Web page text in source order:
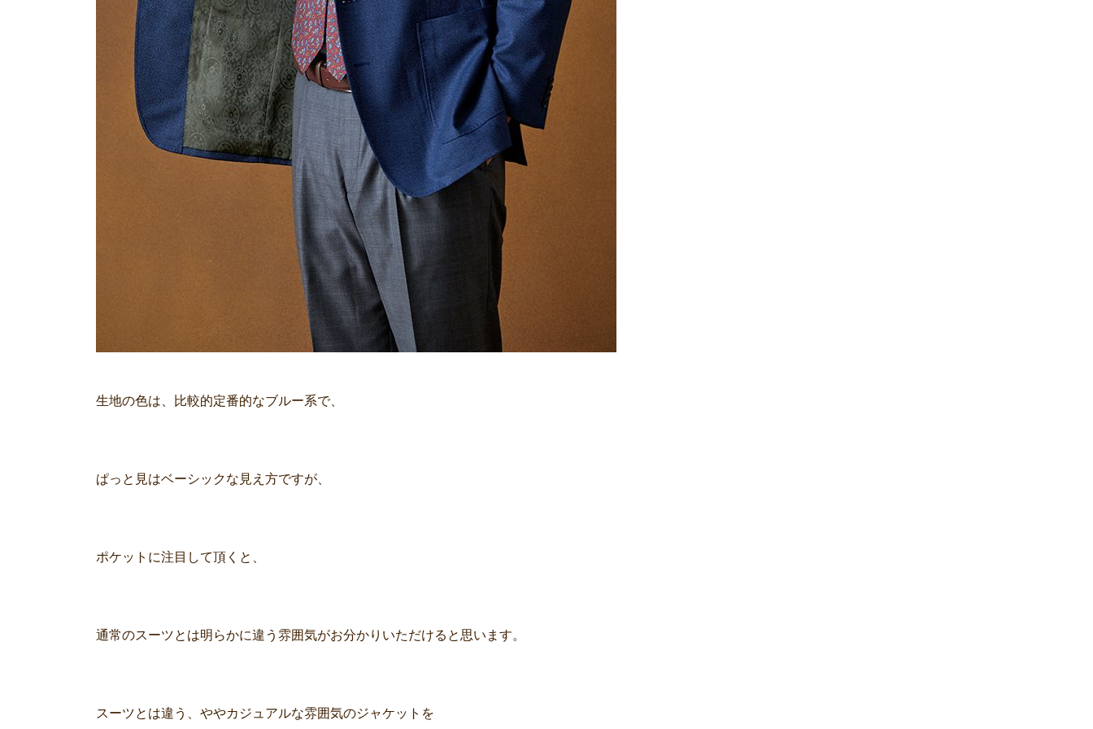
生地の色は、比較的定番的なブルー系で、
ぱっと見はベーシックな見え方ですが、
ポケットに注目して頂くと、
通常のスーツとは明らかに違う雰囲気がお分かりいただけると思います。
スーツとは違う、ややカジュアルな雰囲気のジャケットを